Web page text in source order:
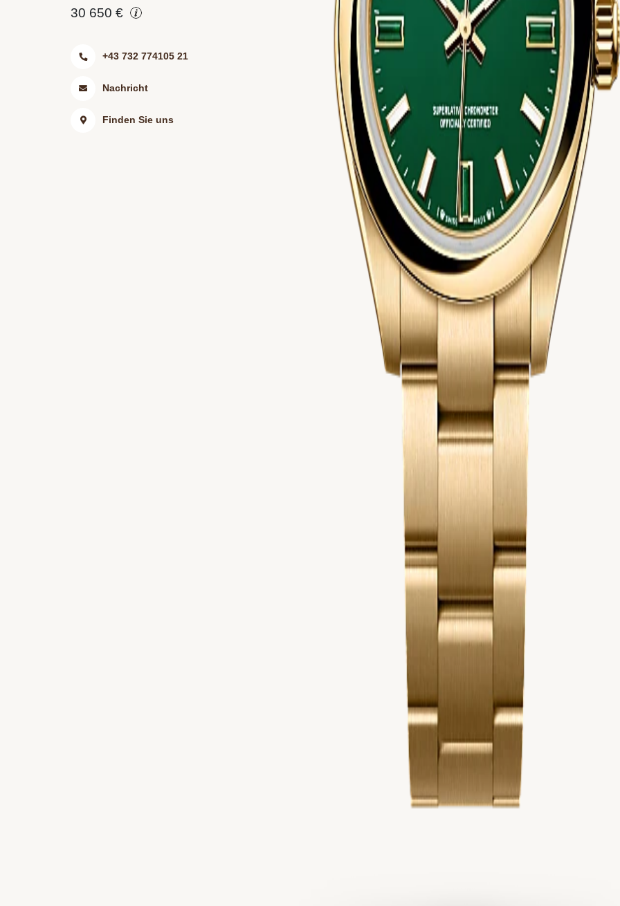
30 650 €
+43 732 774105 21
Nachricht
Finden Sie uns